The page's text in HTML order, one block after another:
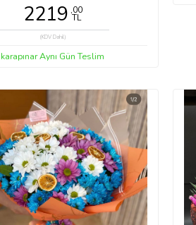
2219 ,00
TL
(KDV Dahil)
karapınar Aynı Gün Teslim